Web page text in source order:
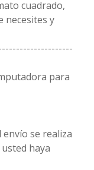
cuadrado,
necesites y
para
envío se realiza
haya